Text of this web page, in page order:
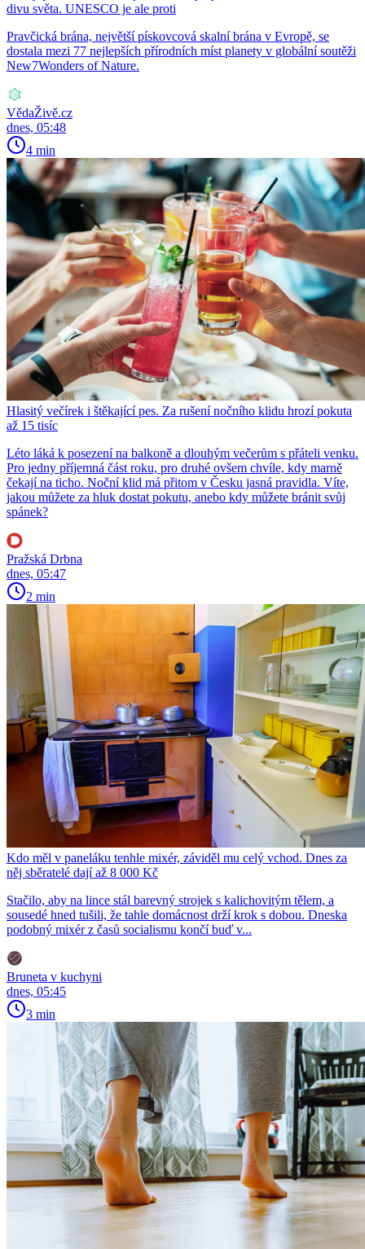
divu světa. UNESCO je ale proti
Pravčická brána, největší pískovcová skalní brána v Evropě, se
dostala mezi 77 nejlepších přírodních míst planety v globální soutěži
New7Wonders of Nature.
VědaŽivě.cz
dnes, 05:48
4 min
Hlasitý večírek i štěkající pes. Za rušení nočního klidu hrozí pokuta
až 15 tisíc
Léto láká k posezení na balkoně a dlouhým večerům s přáteli venku.
Pro jedny příjemná část roku, pro druhé ovšem chvíle, kdy marně
čekají na ticho. Noční klid má přitom v Česku jasná pravidla. Víte,
jakou můžete za hluk dostat pokutu, anebo kdy můžete bránit svůj
spánek?
Pražská Drbna
dnes, 05:47
2 min
Kdo měl v paneláku tenhle mixér, záviděl mu celý vchod. Dnes za
něj sběratelé dají až 8 000 Kč
Stačilo, aby na lince stál barevný strojek s kalichovitým tělem, a
sousedé hned tušili, že tahle domácnost drží krok s dobou. Dneska
podobný mixér z časů socialismu končí buď v...
Bruneta v kuchyni
dnes, 05:45
3 min